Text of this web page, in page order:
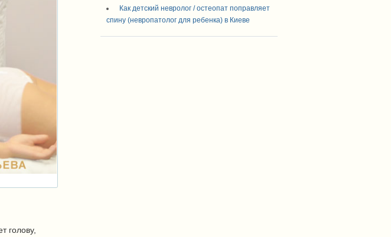
голову,
Как детский невролог / остеопат поправляет
спину (невропатолог для ребенка) в Киеве